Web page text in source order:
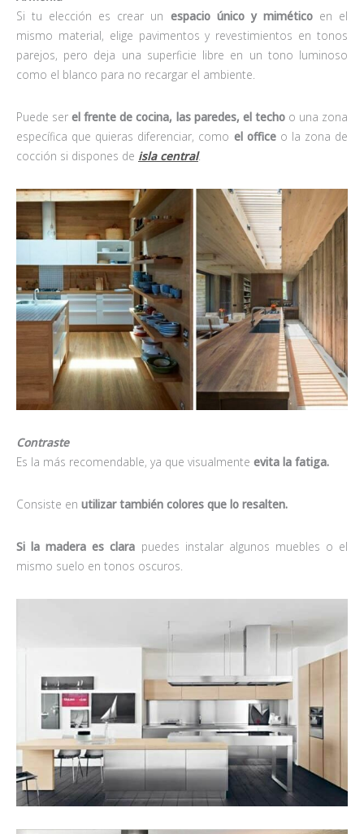
Si tu elección es crear un espacio único y miméticoen el
mismo material, elige pavimentos y revestimientos en tonos
parejos, pero deja una superficie libre en un tono luminoso
como el blanco para no recargar el ambiente.
Puede serel frente de cocina, las paredes, el techoo una zona
específica que quieras diferenciar, como el officeo la zona de
cocción si dispones de isla central.
Contraste
Es la más recomendable, ya que visualmente evita la fatiga.
Consiste en utilizar también colores que lo resalten.
Si la madera es clara puedes instalar algunos muebles o el
mismo suelo en tonos oscuros.